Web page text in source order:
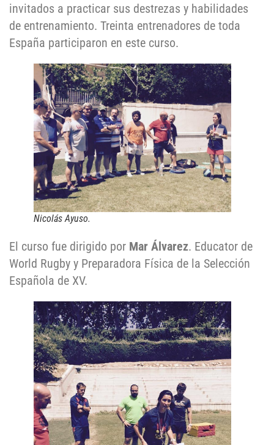
invitados a practicar sus destrezas y habilidades
de entrenamiento. Treinta entrenadores de toda
España participaron en este curso.
Nicolás Ayuso.
El curso fue dirigido por Mar Álvarez. Educator de
World Rugby y Preparadora Física de la Selección
Española de XV.